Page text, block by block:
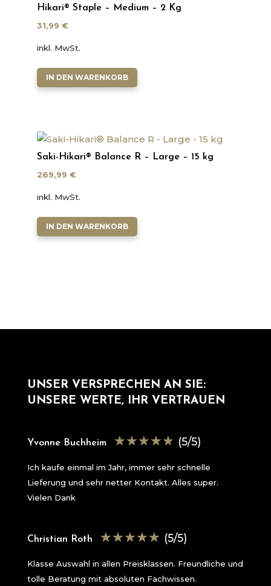
Hikari® Staple – Medium – 2 Kg
31,99 €
inkl. MwSt.
IN DEN WARENKORB
Saki-Hikari® Balance R – Large – 15 kg
269,99 €
inkl. MwSt.
IN DEN WARENKORB
UNSER VERSPRECHEN AN SIE:
UNSERE WERTE, IHR VERTRAUEN
Yvonne Buchheim ☆☆☆☆☆ (5/5)
Ich kaufe einmal im Jahr, immer sehr schnelle
Lieferung und sehr netter Kontakt. Alles super.
Vielen Dank
Christian Roth ☆☆☆☆☆ (5/5)
Klasse Auswahl in allen Preisklassen. Freundliche und
tolle Beratung mit absoluten Fachwissen.